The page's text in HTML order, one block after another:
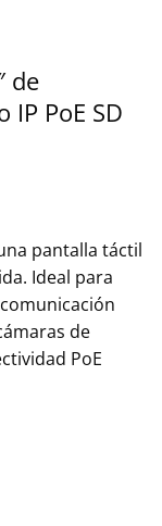
de
PoE SD
pantalla táctil
Ideal para
de
PoE